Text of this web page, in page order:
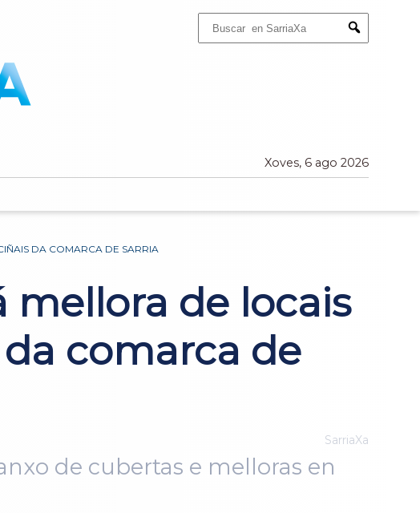
Submit
Xoves, 6 ago 2026
DA COMARCA DE SARRIA
mellora de locais
comarca de
SarriaXa
de cubertas e melloras en